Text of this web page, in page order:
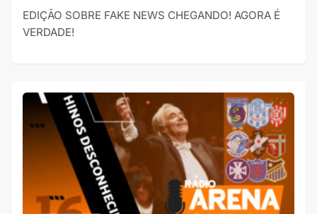
EDIÇÃO SOBRE FAKE NEWS CHEGANDO! AGORA É
VERDADE!